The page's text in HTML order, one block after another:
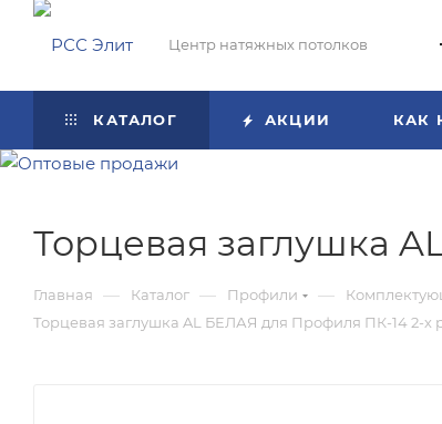
Центр натяжных потолков
КАТАЛОГ АКЦИИ КАК
Торцевая заглушка
Главная — Каталог — Профили —
Торцевая заглушка AL БЕЛАЯ для Профиля ПК-14 2-х